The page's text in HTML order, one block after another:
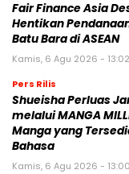
Fair Finance Asia
Hentikan
Batu Bara di ASEAN
Kamis, 6 Agu 2026 -
Pers Rilis
Shueisha Perluas
melalui MANGA
Manga yang
Bahasa
Kamis, 6 Agu 2026 -